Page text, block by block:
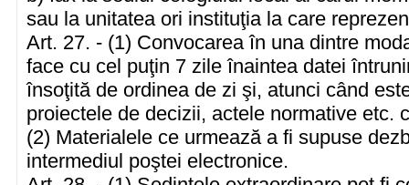
sau la unitatea ori instituţia la care
Art. 27. - (1) Convocarea în una dintre
face cu cel puţin 7 zile înaintea datei
însoţită de ordinea de zi şi, atunci când
proiectele de decizii, actele normative etc.
(2) Materialele ce urmează a fi supuse
intermediul poştei electronice.